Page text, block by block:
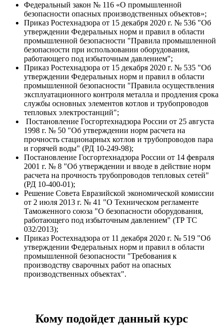
Федеральный закон № 116 «О промышленной
безопасности опасных производственных объектов»;
Приказ Ростехнадзора от 15 декабря 2020 г. № 536 "Об
утверждении Федеральных норм и правил в области
промышленной безопасности "Правила промышленной
безопасности при использовании оборудования,
работающего под избыточным давлением";
Приказ Ростехнадзора от 15 декабря 2020 г. № 535 "Об
утверждении Федеральных норм и правил в области
промышленной безопасности "Правила осуществления
эксплуатационного контроля металла и продления срока
службы основных элементов котлов и трубопроводов
тепловых электростанций";
Постановление Госгортехнадзора России от 25 августа
1998 г. № 50 "Об утверждении норм расчета на
прочность стационарных котлов и трубопроводов пара
и горячей воды" (РД 10-249-98);
Постановление Госгортехнадзора России от 14 февраля
2001 г. № 8 "Об утверждении и вводе в действие норм
расчета на прочность трубопроводов тепловых сетей"
(РД 10-400-01);
Решение Совета Евразийской экономической комиссии
от 2 июля 2013 г. № 41 "О Техническом регламенте
Таможенного союза "О безопасности оборудования,
работающего под избыточным давлением" (ТР ТС
032/2013);
Приказ Ростехнадзора от 11 декабря 2020 г. № 519 "Об
утверждении Федеральных норм и правил в области
промышленной безопасности "Требования к
производству сварочных работ на опасных
производственных объектах".
Кому подойдет данный курс